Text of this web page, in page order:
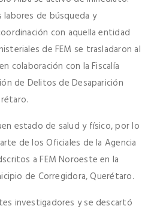
labores de búsqueda y
con aquella entidad
de FEM se trasladaron al
colaboración con la Fiscalía
de Delitos de Desaparición
estado de salud y físico, por lo
de los Oficiales de la Agencia
a FEM Noroeste en la
de Corregidora, Querétaro.
investigadores y se descartó